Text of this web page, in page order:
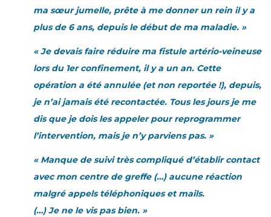
ma sœur jumelle, prête à me donner un rein il y a
plus de 6 ans, depuis le début de ma maladie. »
« Je devais faire réduire ma fistule artério-veineuse
lors du 1er confinement, il y a un an. Cette
opération a été annulée (et non reportée !), depuis,
je n’ai jamais été recontactée. Tous les jours je me
dis que je dois les appeler pour reprogrammer
l’intervention, mais je n’y parviens pas. »
« Manque de suivi très compliqué d’établir contact
avec mon centre de greffe (…) aucune réaction
malgré appels téléphoniques et mails.
(…) Je ne le vis pas bien. »